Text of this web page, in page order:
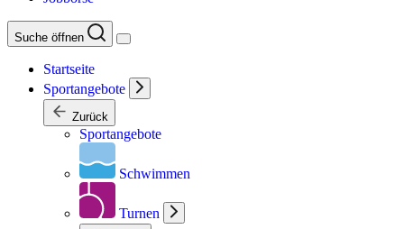
Suche öffnen
Startseite
Sportangebote
Zurück
Sportangebote
Schwimmen
Turnen